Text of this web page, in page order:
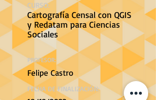
CURSO:
Cartografía Censal con QGIS
y Redatam para Ciencias
Sociales
PROFESOR:
Felipe Castro
FECHA DE FINALIZACIÓN: